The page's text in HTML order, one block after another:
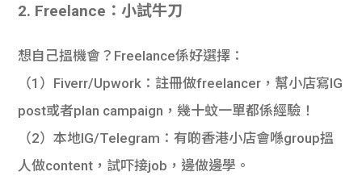
2. Freelance：小試牛刀
想自己搵機會？Freelance係好選擇：
（1）Fiverr/Upwork ：註冊做freelancer，幫小店寫IG
post或者plan campaign，幾十蚊一單都係經驗！
（2）本地IG/Telegram ：有啲香港小店會喺group搵
人做content，試吓接job，邊做邊學。